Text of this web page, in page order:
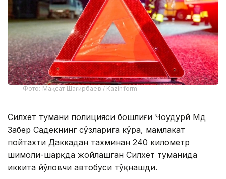
Фото: Мақсат Шағирбаев / Kazinform
Силхет тумани полицияси бошлиғи Чоудҳурй Мд
Забер Садекнинг сўзларига кўра, мамлакат
пойтахти Даккадан тахминан 240 километр
шимоли-шарқда жойлашган Силхет туманида
иккита йўловчи автобуси тўқнашди.